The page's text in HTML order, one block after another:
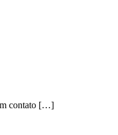
contato […]